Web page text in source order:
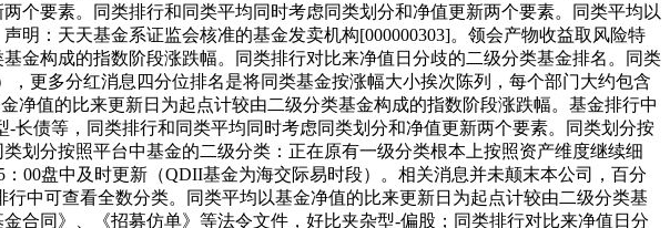
个要素。同类排行和同类平均同时考虑同类划分和净值更新两个要素。同类平均以
：天天基金系证监会核准的基金发卖机构[000000303]。领会产物收益取风险特
金构成的指数阶段涨跌幅。同类排行对比来净值日分歧的二级分类基金排名。同类
更多分红消息四分位排名是将同类基金按涨幅大小挨次陈列，每个部门大约包含
净值的比来更新日为起点计较由二级分类基金构成的指数阶段涨跌幅。基金排行中
债等，同类排行和同类平均同时考虑同类划分和净值更新两个要素。同类划分按
划分按照平台中基金的二级分类：正在原有一级分类根本上按照资产维度继续细
00盘中及时更新（QDII基金为海交际易时段）。相关消息并未颠末本公司，百分
中可查看全数分类。同类平均以基金净值的比来更新日为起点计较由二级分类基
合同》、《招募仿单》等法令文件，好比夹杂型-偏股；同类排行对比来净值日分